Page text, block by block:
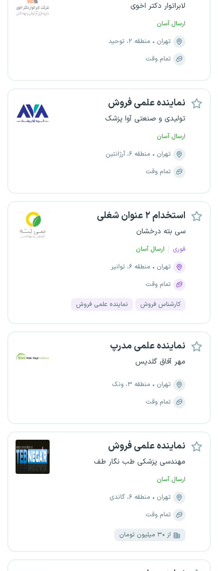
لابراتوار دکتر اخوی
ارسال آسان
تهران
منطقه ۲، توحید
تمام وقت
نماینده علمی فروش
تولیدی و صنعتی آوا پزشک
ارسال آسان
تهران
منطقه ۶، آرژانتین
تمام وقت
استخدام ۲ عنوان شغلی
سی بته درخشان
فوری
ارسال آسان
تهران
منطقه ۶، توانیر
تمام وقت
کارشناس فروش نماینده علمی فروش
نماینده علمی مدرپ
مهر آفاق گلدیس
تهران
منطقه ۳، ونک
تمام وقت
نماینده علمی فروش
مهندسی پزشکی طب نگار طف
ارسال آسان
تهران
منطقه ۶، گاندی
تمام وقت
از ۳۰ میلیون تومان